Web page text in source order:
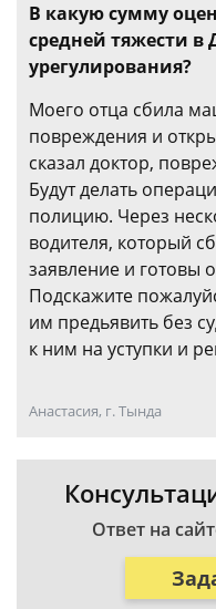
В какую сумму
средней тяжести в
урегулирования?
Моего отца сбила
повреждения и
сказал доктор,
Будут делать
полицию. Через
водителя, который
заявление и готовы
Подскажите
им предьявить без
к ним на уступки и
Анастасия, г. Тында
Ответ на